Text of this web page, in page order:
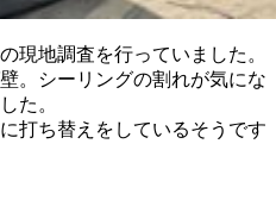
現地調査を行っていました。
。シーリングの割れが気にな
た。
打ち替えをしているそうです